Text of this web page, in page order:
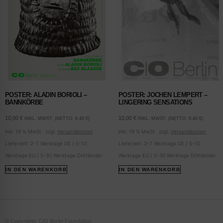
POSTER: ALADIN BORIOLI –
BANNKÖRBE
10,00 € INKL. MWST. (NETTO: 8,40 €)
inkl. 19 % MwSt. zzgl. Versandkosten
Lieferzeit:
2-7 Werktage DE / 5-10
Werktage EU / 5-30 Werktage Drittländer
IN DEN WARENKORB
POSTER: JOCHEN LEMPERT –
LINGERING SENSATIONS
10,00 € INKL. MWST. (NETTO: 8,40 €)
inkl. 19 % MwSt. zzgl. Versandkosten
Lieferzeit:
2-7 Werktage DE / 5-10
Werktage EU / 5-30 Werktage Drittländer
IN DEN WARENKORB